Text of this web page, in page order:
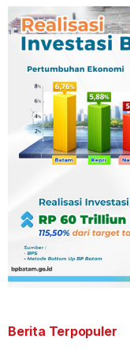
Berita Terpopuler